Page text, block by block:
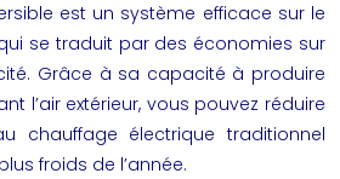
est un système efficace sur le
se traduit par des économies sur
Grâce à sa capacité à produire
l’air extérieur, vous pouvez réduire
chauffage électrique traditionnel
froids de l’année.